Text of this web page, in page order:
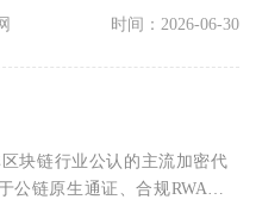
钱包
时间：2026-06-30
块链行业公认的主流加密代
公链原生通证、合规RWA资